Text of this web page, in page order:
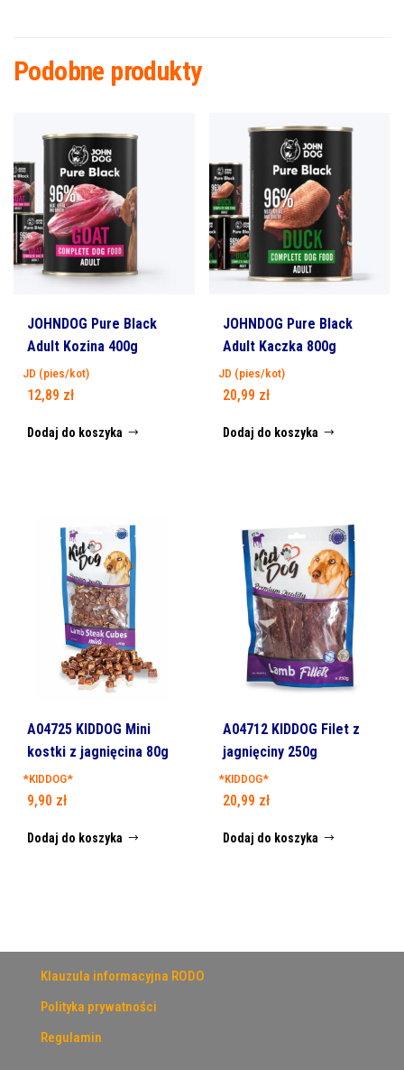
Podobne produkty
JOHNDOG Pure Black
Adult Kozina 400g
JD (pies/kot)
12,89 zł
Dodaj do koszyka
JOHNDOG Pure Black
Adult Kaczka 800g
JD (pies/kot)
20,99 zł
Dodaj do koszyka
A04725 KIDDOG Mini
kostki z jagnięcina 80g
*KIDDOG*
9,90 zł
Dodaj do koszyka
A04712 KIDDOG Filet z
jagnięciny 250g
*KIDDOG*
20,99 zł
Dodaj do koszyka
Klauzula informacyjna RODO
Polityka prywatności
Regulamin